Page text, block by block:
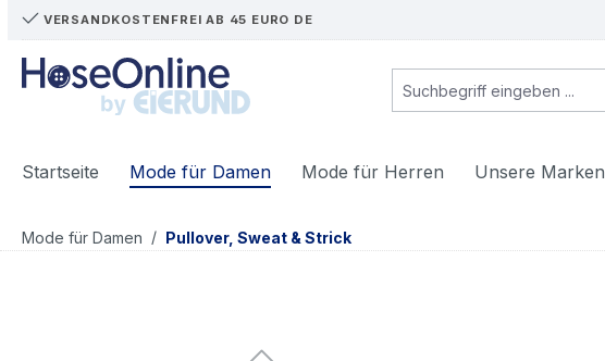
Hauptinhalt springen
Zur Suche springen
Zur Hauptnavigation springen
VERSANDKOSTENFREI AB 45 EURO DE
Startseite Mode für Damen Mode für Herren Unsere Marken
Mode für Damen / Pullover, Sweat & Strick